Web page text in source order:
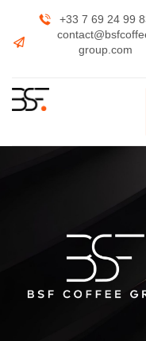
+33 7 69 24 99
group.com